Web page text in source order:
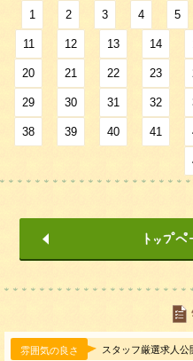
1 2 3 4 5
11 12 13 14
20 21 22 23
29 30 31 32
38 39 40 41
雰囲気の良さ スタッフ厳選求人公